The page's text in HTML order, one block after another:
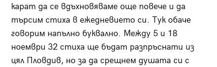
карат да се вдъхновяваме още повече и да
търсим стиха в ежедневието си. Тук обаче
говорим напълно буквално. Между 5 и 18
ноември 32 стиха ще бъдат разпръснати из
цял Пловдив, но за да срещнем душата си с